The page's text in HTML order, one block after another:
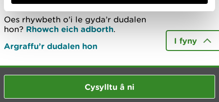
Oes rhywbeth o’i le gyda’r dudalen
hon? Rhowch eich adborth.
Argraffu’r dudalen hon
I fyny
Cysylltu â ni